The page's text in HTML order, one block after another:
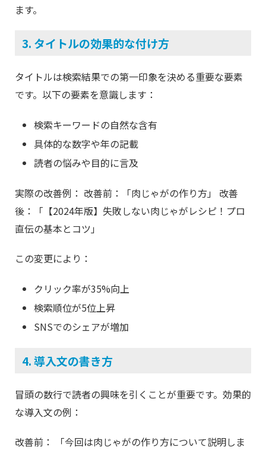
ます。
3. タイトルの効果的な付け方
タイトルは検索結果での第一印象を決める重要な要素
です。以下の要素を意識します：
検索キーワードの自然な含有
具体的な数字や年の記載
読者の悩みや目的に言及
実際の改善例： 改善前：「肉じゃがの作り方」 改善
後：「【2024年版】失敗しない肉じゃがレシピ！プロ
直伝の基本とコツ」
この変更により：
クリック率が35%向上
検索順位が5位上昇
SNSでのシェアが増加
4. 導入文の書き方
冒頭の数行で読者の興味を引くことが重要です。効果的
な導入文の例：
改善前： 「今回は肉じゃがの作り方について説明しま